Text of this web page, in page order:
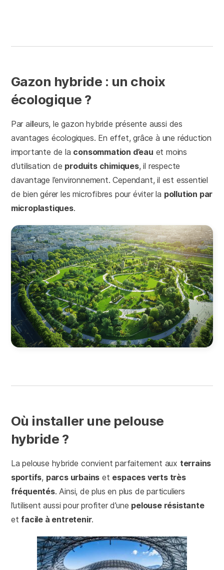
Gazon hybride : un choix
écologique ?
Par ailleurs, le gazon hybride présente aussi des
avantages écologiques. En effet, grâce à une réduction
importante de la consommation d’eau et moins
d’utilisation de produits chimiques, il respecte
davantage l’environnement. Cependant, il est essentiel
de bien gérer les microfibres pour éviter la pollution par
microplastiques.
Où installer une pelouse
hybride ?
La pelouse hybride convient parfaitement aux terrains
sportifs, parcs urbains et espaces verts très
fréquentés. Ainsi, de plus en plus de particuliers
l’utilisent aussi pour profiter d’une pelouse résistante
et facile à entretenir.